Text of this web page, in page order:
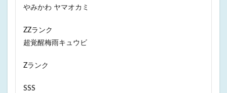
やみかわ ヤマオカミ
ZZランク
超覚醒梅雨キュウビ
Zランク
SSS